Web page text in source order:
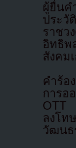
ผู้ยื่น
ประ
ราชว
อิทธิ
สังคม
คำร้อ
การอ
OTT
ลงโ
วัฒนธ